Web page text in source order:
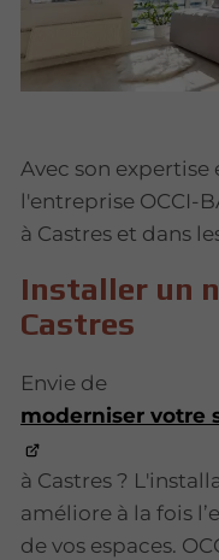
Avec son
l'entreprise OCCI-
à Castres et dans
Installer un
Castres
Envie de
moderniser votre
à Castres ?
améliore à la fois
de vos espaces.